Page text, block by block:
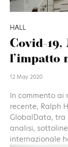
HALL
Covid-
l’impatto
12 May 2020
In commento ai
recente, Ralph
GlobalData,
analisi,
internazionale